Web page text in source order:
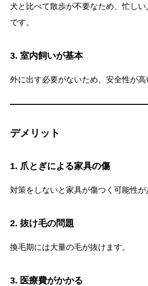
犬と比べて散歩が不要なため、忙し
です。
3. 室内飼いが基本
外に出す必要がないため、安全性が高
デメリット
1. 爪とぎによる家具の傷
対策をしないと家具が傷つく可能性が
2. 抜け毛の問題
換毛期には大量の毛が抜けます。
3. 医療費がかかる